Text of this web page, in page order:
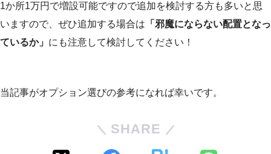
1か所1万円で増設可能ですので追加を検討する方も多いと思
いますので、ぜひ追加する場合は 「邪魔にならない配置となっ
ているか」 にも注意して検討してください！
当記事がオプション選びの参考になれば幸いです。
SHARE